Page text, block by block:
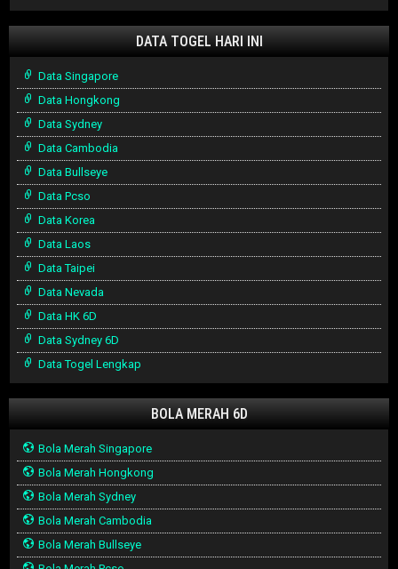
DATA TOGEL HARI INI
Data Singapore
Data Hongkong
Data Sydney
Data Cambodia
Data Bullseye
Data Pcso
Data Korea
Data Laos
Data Taipei
Data Nevada
Data HK 6D
Data Sydney 6D
Data Togel Lengkap
BOLA MERAH 6D
Bola Merah Singapore
Bola Merah Hongkong
Bola Merah Sydney
Bola Merah Cambodia
Bola Merah Bullseye